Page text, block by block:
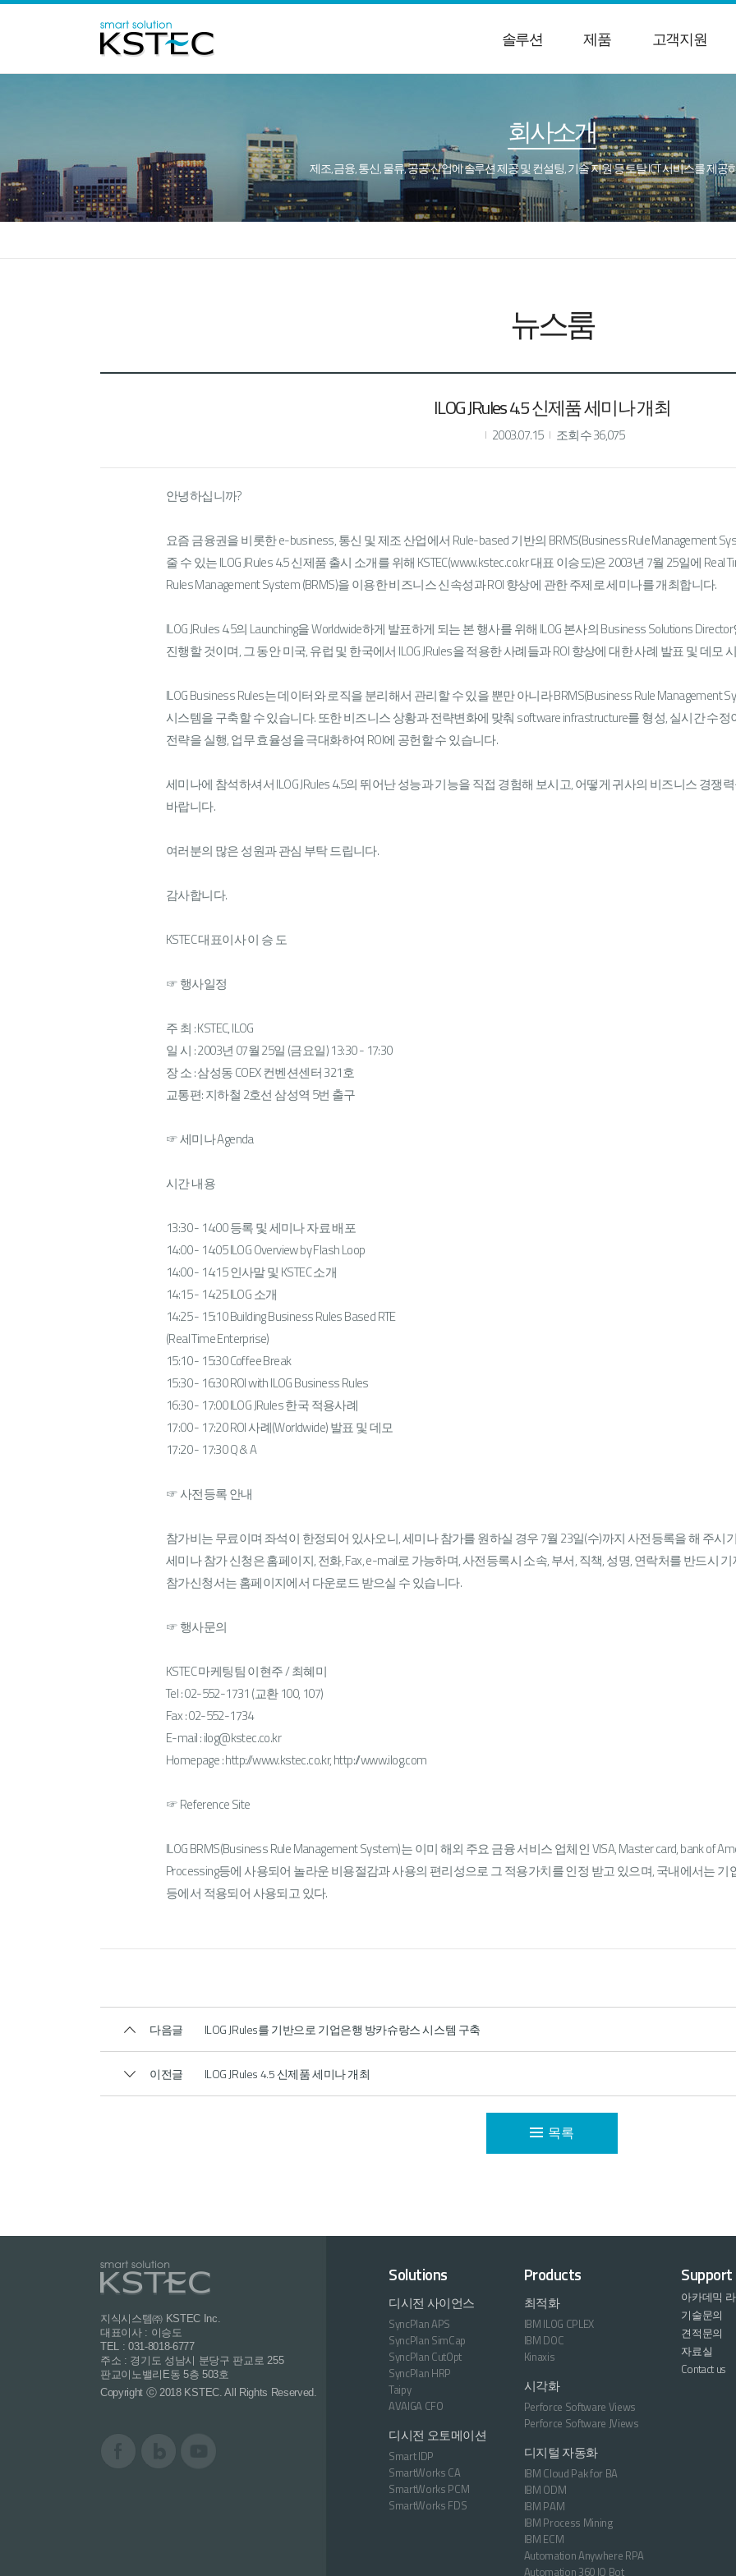
솔루션 제품 고객지원
회사소개
제조, 금융, 통신, 물류, 공공 산업에 솔루션 제공 및 컨설팅, 기술 지원 등 토탈 ICT 서비스를 제공
뉴스룸
ILOG JRules 4.5 신제품 세미나 개최
2003.07.15 조회수 36,075
안녕하십니까?
요즘 금융권을 비롯한 e-business, 통신 및 제조 산업에서 Rule-based 기반의 BRMS(Business Rule Management
줄 수 있는 ILOG JRules 4.5 신제품 출시 소개를 위해 KSTEC(www.kstec.co.kr 대표 이승도)은 2003년 7월 25일에 Real
Rules Management System (BRMS)을 이용한 비즈니스 신속성과 ROI 향상에 관한 주제로 세미나를 개최합니다.
ILOG JRules 4.5의 Launching을 Worldwide하게 발표하게 되는 본 행사를 위해 ILOG 본사의 Business Solutions
진행할 것이며, 그 동안 미국, 유럽 및 한국에서 ILOG JRules을 적용한 사례들과 ROI 향상에 대한 사례 발표 및 데모
ILOG Business Rules는 데이터와 로직을 분리해서 관리할 수 있을 뿐만 아니라 BRMS(Business Rule Management
시스템을 구축할 수 있습니다. 또한 비즈니스 상황과 전략변화에 맞춰 software infrastructure를 형성, 실시간 수
전략을 실행, 업무 효율성을 극대화하여 ROI에 공헌할 수 있습니다.
세미나에 참석하셔서 ILOG JRules 4.5의 뛰어난 성능과 기능을 직접 경험해 보시고, 어떻게 귀사의 비즈니스 경쟁
바랍니다.
여러분의 많은 성원과 관심 부탁 드립니다.
감사합니다.
KSTEC 대표이사 이 승 도
☞ 행사일정
주 최 : KSTEC, ILOG
일 시 : 2003년 07월 25일 (금요일) 13:30 - 17:30
장 소 : 삼성동 COEX 컨벤션센터 321호
교통편: 지하철 2호선 삼성역 5번 출구
☞ 세미나 Agenda
시간 내용
13:30 - 14:00 등록 및 세미나 자료 배포
14:00 - 14:05 ILOG Overview by Flash Loop
14:00 - 14:15 인사말 및 KSTEC 소개
14:15 - 14:25 ILOG 소개
14:25 - 15:10 Building Business Rules Based RTE
(Real Time Enterprise)
15:10 - 15:30 Coffee Break
15:30 - 16:30 ROI with ILOG Business Rules
16:30 - 17:00 ILOG JRules 한국 적용사례
17:00 - 17:20 ROI 사례(Worldwide) 발표 및 데모
17:20 - 17:30 Q & A
☞ 사전등록 안내
참가비는 무료이며 좌석이 한정되어 있사오니, 세미나 참가를 원하실 경우 7월 23일(수)까지 사전등록을 해 주시
세미나 참가 신청은 홈페이지, 전화, Fax, e-mail로 가능하며, 사전등록시 소속, 부서, 직책, 성명, 연락처를 반드시
참가신청서는 홈페이지에서 다운로드 받으실 수 있습니다.
☞ 행사문의
KSTEC 마케팅팀 이현주 / 최혜미
Tel : 02-552-1731 (교환 100, 107)
Fax : 02-552-1734
E-mail : ilog@kstec.co.kr
Homepage : http://www.kstec.co.kr, http://www.ilog.com
☞ Reference Site
ILOG BRMS(Business Rule Management System)는 이미 해외 주요 금융 서비스 업체인 VISA, Master card, bank of
Processing등에 사용되어 놀라운 비용절감과 사용의 편리성으로 그 적용가치를 인정 받고 있으며, 국내에서는
등에서 적용되어 사용되고 있다.
다음글 ILOG JRules를 기반으로 기업은행 방카슈랑스 시스템 구축
이전글 ILOG JRules 4.5 신제품 세미나 개최
목록
지식시스템㈜ KSTEC Inc.
대표이사 : 이승도
TEL : 031-8018-6777
주소 : 경기도 성남시 분당구 판교로 255
판교이노밸리E동 5층 503호
Copyright ⓒ 2018 KSTEC. All Rights Reserved.
Solutions
디시전 사이언스
SyncPlan APS
SyncPlan SimCap
SyncPlan CutOpt
SyncPlan HRP
Taipy
AVAIGA CFO
디시전 오토메이션
Smart IDP
SmartWorks CA
SmartWorks PCM
SmartWorks FDS
Products
최적화
IBM ILOG CPLEX
IBM DOC
Kinaxis
시각화
Perforce Software Views
Perforce Software JViews
디지털 자동화
IBM Cloud Pak for BA
IBM ODM
IBM PAM
IBM Process Mining
IBM ECM
Automation Anywhere RPA
Automation 360 IQ Bot
Support
아카데믹
기술문의
견적문의
자료실
Contact us